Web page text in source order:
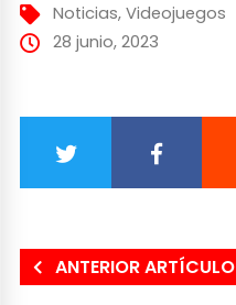
Noticias, Videojuegos
28 junio, 2023
ANTERIOR ARTÍCULO